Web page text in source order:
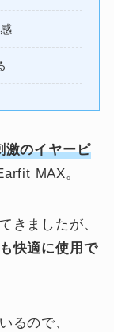
激のイヤーピ
MAX。
きましたが、
快適に使用で
るので、